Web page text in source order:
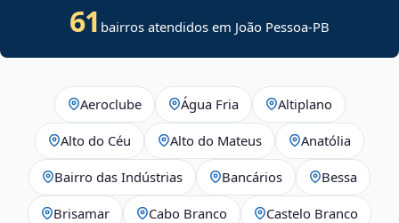
61 bairros atendidos em João Pessoa-PB
Aeroclube Água Fria Altiplano
Alto do Céu Alto do Mateus Anatólia
Bairro das Indústrias Bancários Bessa
Brisamar Cabo Branco Castelo Branco